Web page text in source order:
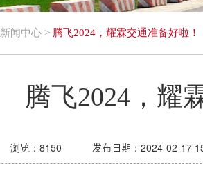
新闻中心 > 腾飞2024，耀霖交通准备好啦！
腾飞2024，耀
浏览： 8150 发布日期：2024-02-17